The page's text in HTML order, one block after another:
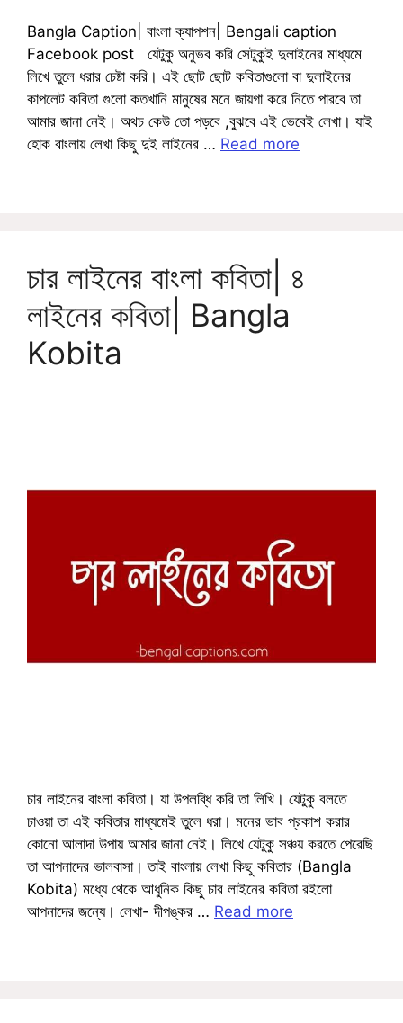
Bangla Caption| বাংলা ক্যাপশন| Bengali caption
Facebook post যেটুকু অনুভব করি সেটুকুই দুলাইনের মাধ্যমে
লিখে তুলে ধরার চেষ্টা করি। এই ছোট ছোট কবিতাগুলো বা দুলাইনের
কাপলেট কবিতা গুলো কতখানি মানুষের মনে জায়গা করে নিতে পারবে তা
আমার জানা নেই। অথচ কেউ তো পড়বে ,বুঝবে এই ভেবেই লেখা। যাই
হোক বাংলায় লেখা কিছু দুই লাইনের … Read more
চার লাইনের বাংলা কবিতা| ৪
লাইনের কবিতা| Bangla
Kobita
চার লাইনের বাংলা কবিতা। যা উপলব্ধি করি তা লিখি। যেটুকু বলতে
চাওয়া তা এই কবিতার মাধ্যমেই তুলে ধরা। মনের ভাব প্রকাশ করার
কোনো আলাদা উপায় আমার জানা নেই। লিখে যেটুকু সঞ্চয় করতে পেরেছি
তা আপনাদের ভালবাসা। তাই বাংলায় লেখা কিছু কবিতার (Bangla
Kobita) মধ্যে থেকে আধুনিক কিছু চার লাইনের কবিতা রইলো
আপনাদের জন্যে। লেখা- দীপঙ্কর … Read more